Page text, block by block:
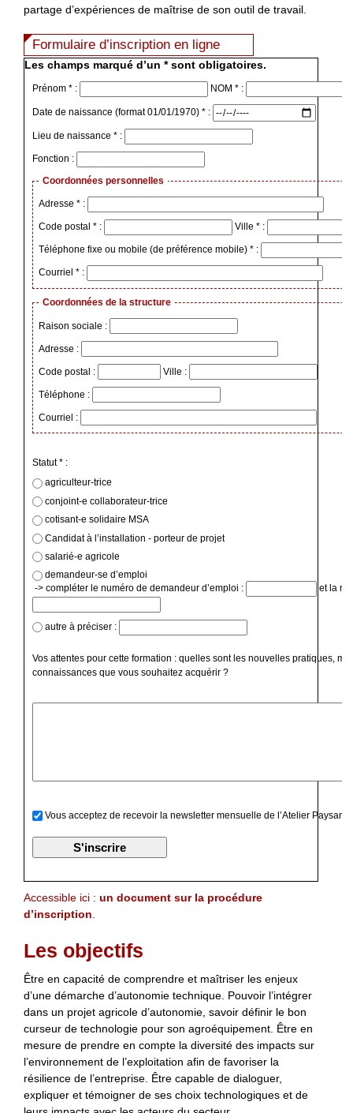
partage d’expériences de maîtrise de son outil de travail.
Formulaire d’inscription en ligne
Les champs marqué d’un * sont obligatoires.
Prénom * : NOM * :
Date de naissance (format 01/01/1970) * :
Lieu de naissance * :
Fonction :
Coordonnées personnelles
Adresse * :
Code postal * : Ville * :
Téléphone fixe ou mobile (de préférence mobile) * :
Courriel * :
Coordonnées de la structure
Raison sociale :
Adresse :
Code postal : Ville :
Téléphone :
Courriel :
Statut * :
agriculteur-trice
conjoint-e collaborateur-trice
cotisant-e solidaire MSA
Candidat à l’installation - porteur de projet
salarié-e agricole
demandeur-se d’emploi
-> compléter le numéro de demandeur d’emploi :
et la
autre à préciser :
Vos attentes pour cette formation : quelles sont les nouvelles pratiques,
connaissances que vous souhaitez acquérir ?
Vous acceptez de recevoir la newsletter mensuelle de l’Atelier Paysan
Accessible ici : un document sur la procédure
d’inscription.
Les objectifs
Être en capacité de comprendre et maîtriser les enjeux
d’une démarche d’autonomie technique. Pouvoir l’intégrer
dans un projet agricole d’autonomie, savoir définir le bon
curseur de technologie pour son agroéquipement. Être en
mesure de prendre en compte la diversité des impacts sur
l’environnement de l’exploitation afin de favoriser la
résilience de l’entreprise. Être capable de dialoguer,
expliquer et témoigner de ses choix technologiques et de